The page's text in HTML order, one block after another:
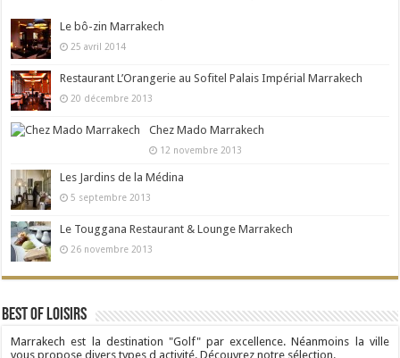
Le bô-zin Marrakech
25 avril 2014
Restaurant L’Orangerie au Sofitel Palais Impérial Marrakech
20 décembre 2013
Chez Mado Marrakech
12 novembre 2013
Les Jardins de la Médina
5 septembre 2013
Le Touggana Restaurant & Lounge Marrakech
26 novembre 2013
Best Of Loisirs
Marrakech est la destination "Golf" par excellence. Néanmoins la ville
vous propose divers types d activité. Découvrez notre sélection.